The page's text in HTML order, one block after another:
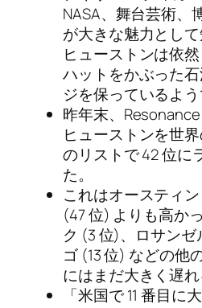
NASA、舞台芸術、
が大きな魅力として
ヒューストンは依
ハットをかぶった
ジを保っているよう
昨年末、Resonance
ヒューストンを世
のリストで 42 位に
た。
これはオースティ
(47 位) よりも高か
ク (3 位)、ロサンゼ
ゴ (13 位) などの他
にはまだ大きく遅れ
「米国で 11 番目に